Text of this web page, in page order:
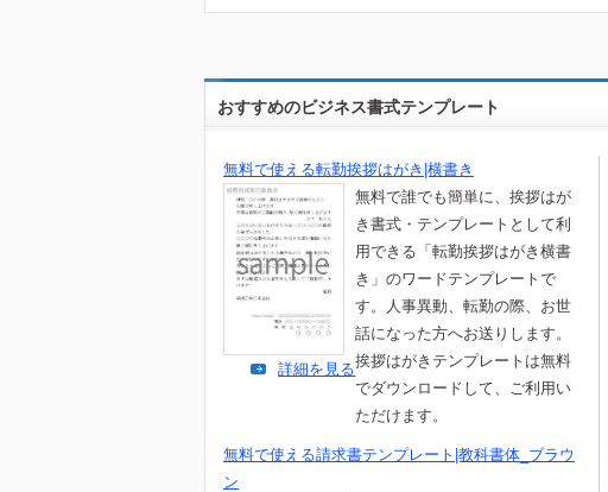
おすすめのビジネス書式テンプレート
無料で使える転勤挨拶はがき|横書き
無料で誰でも簡単に、挨拶はが
き書式・テンプレートとして利
用できる「転勤挨拶はがき横書
き」のワードテンプレートで
す。人事異動、転勤の際、お世
話になった方へお送りします。
挨拶はがきテンプレートは無料
でダウンロードして、ご利用い
ただけます。
詳細を見る
無料で使える請求書テンプレート|教科書体_ブラウ
ン